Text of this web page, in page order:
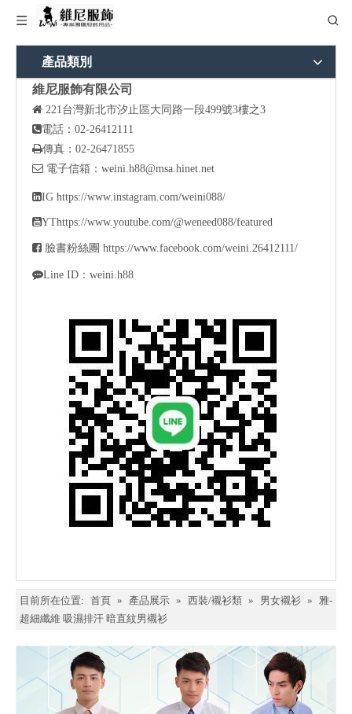
產品類別
維尼服飾有限公司
 221台灣新北市汐止區大同路一段499號3樓之3
電話：02-26412111
傳真：02-26471855
 電子信箱： weini.h88@msa.hinet.net
IG https://www.instagram.com/weini088/
YThttps://www.youtube.com/@weneed088/featured
 臉書粉絲團 https://www.facebook.com/weini.26412111/
Line ID：weini.h88
目前所在位置: 首頁 » 產品展示 » 西裝/襯衫類 » 男女襯衫 » 雅-
超細纖維 吸濕排汗 暗直紋男襯衫